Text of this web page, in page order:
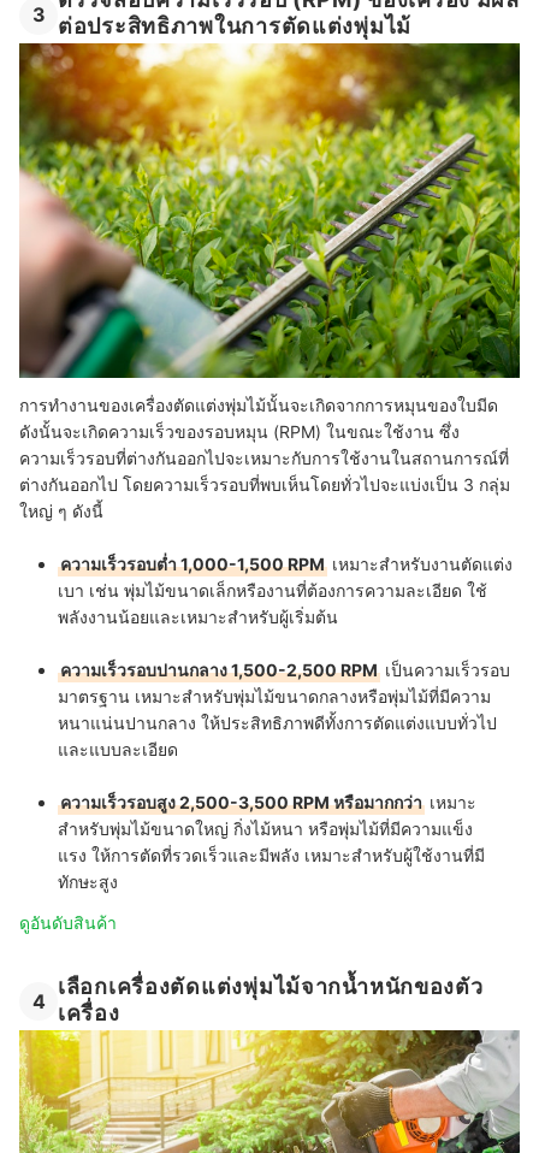
3 ต่อประสิทธิภาพในการตัดแต่งพุ่มไม้
การทำงานของเครื่องตัดแต่งพุ่มไม้นั้นจะเกิดจากการหมุนของใบมีด
ดังนั้นจะเกิดความเร็วของรอบหมุน (RPM) ในขณะใช้งาน ซึ่ง
ความเร็วรอบที่ต่างกันออกไปจะเหมาะกับการใช้งานในสถานการณ์ที่
ต่างกันออกไป โดยความเร็วรอบที่พบเห็นโดยทั่วไปจะแบ่งเป็น 3 กลุ่ม
ใหญ่ ๆ ดังนี้
ความเร็วรอบต่ำ 1,000-1,500 RPM เหมาะสำหรับงานตัดแต่ง
เบา เช่น พุ่มไม้ขนาดเล็กหรืองานที่ต้องการความละเอียด ใช้
พลังงานน้อยและเหมาะสำหรับผู้เริ่มต้น
ความเร็วรอบปานกลาง 1,500-2,500 RPM เป็นความเร็วรอบ
มาตรฐาน เหมาะสำหรับพุ่มไม้ขนาดกลางหรือพุ่มไม้ที่มีความ
หนาแน่นปานกลาง ให้ประสิทธิภาพดีทั้งการตัดแต่งแบบทั่วไป
และแบบละเอียด
ความเร็วรอบสูง 2,500-3,500 RPM หรือมากกว่า เหมาะ
สำหรับพุ่มไม้ขนาดใหญ่ กิ่งไม้หนา หรือพุ่มไม้ที่มีความแข็ง
แรง ให้การตัดที่รวดเร็วและมีพลัง เหมาะสำหรับผู้ใช้งานที่มี
ทักษะสูง
ดูอันดับสินค้า
4
เลือกเครื่องตัดแต่งพุ่มไม้จากน้ำหนักของตัว
เครื่อง